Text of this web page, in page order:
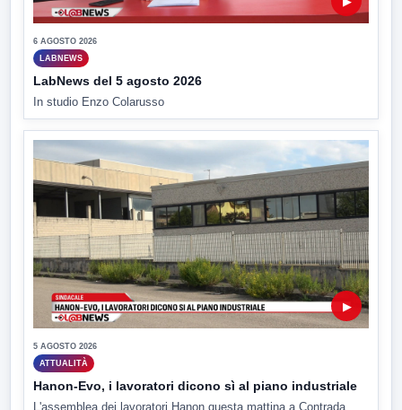
6 AGOSTO 2026
LABNEWS
LabNews del 5 agosto 2026
In studio Enzo Colarusso
▶
5 AGOSTO 2026
ATTUALITÀ
Hanon-Evo, i lavoratori dicono sì al piano industriale
L'assemblea dei lavoratori Hanon questa mattina a Contrada